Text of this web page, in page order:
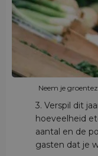
Neem je
3. Verspil dit
hoeveelheid
aantal en de
gasten dat je